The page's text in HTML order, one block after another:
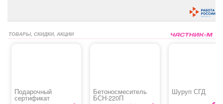
ТОВАРЫ, СКИДКИ, АКЦИИ
Подарочный
сертификат
Бетоносмеситель
БСН-220П
Шуруп СГД